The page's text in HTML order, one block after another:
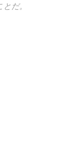
だ。